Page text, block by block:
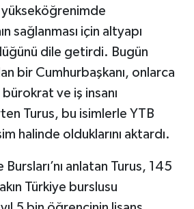
sağlanması için altyapı
dile getirdi. Bugün
bir Cumhurbaşkanı, onlarca
ve iş insanı
Turus, bu isimlerle YTB
halinde olduklarını aktardı.
Bursları’nı anlatan Turus, 145
Türkiye burslusu